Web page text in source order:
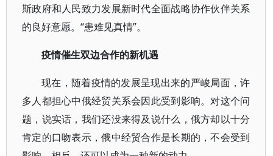
斯政府和人民致力发展新时代全面战略协作伙伴关系
的良好意愿。“患难见真情”。
疫情催生双边合作的新机遇
现在，随着疫情的发展呈现出来的严峻局面，许
多人都担心中俄经贸关系会因此受到影响。对这个问
题，说实话，我们还没来得及说什么，俄方却以十分
肯定的口吻表示，俄中经贸合作是长期的，不会受到